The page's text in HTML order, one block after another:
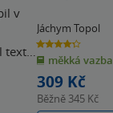
v
Jáchym Topol
4.3
z
5
hvězdiček
měkká vazba
309 Kč
Běžně 345 Kč